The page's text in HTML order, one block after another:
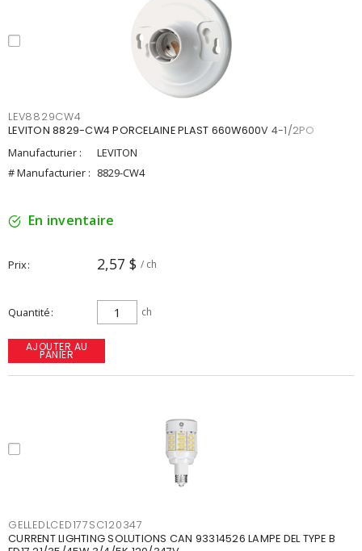
LEV8829CW4
LEVITON 8829-CW4 PORCELAINE PLAST 660W600V 4-1/2PO
Manufacturier :
LEVITON
# Manufacturier : 8829-CW4
En inventaire
Prix 2,57 $ / ch
Quantité ch
AJOUTER AU
PANIER
GELLEDLCED177SC120347
CURRENT LIGHTING SOLUTIONS CAN 93314526 LAMPE DEL TYPE B